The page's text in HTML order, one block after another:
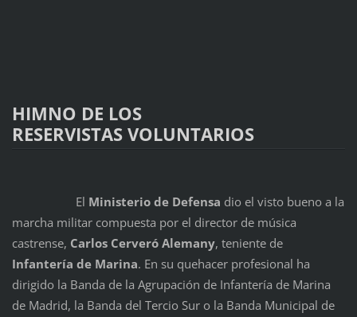
HIMNO DE LOS
RESERVISTAS VOLUNTARIOS
El Ministerio de Defensa dio el visto bueno a la
marcha militar compuesta por el director de música
castrense, Carlos Cerveró Alemany, teniente de
Infantería de Marina. En su quehacer profesional ha
dirigido la Banda de la Agrupación de Infantería de Marina
de Madrid, la Banda del Tercio Sur o la Banda Municipal de